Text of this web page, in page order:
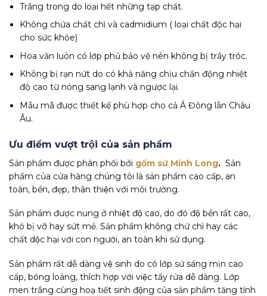
Trắng trong do loại hết những tạp chất.
Không chứa chất chì và cadmidium ( loại chất độc hại
cho sức khỏe)
Hoa văn luôn có lớp phủ bảo vệ nên không bị trầy tróc.
Không bị rạn nứt do có khả năng chịu chấn động nhiệt
độ cao từ nóng sang lạnh và ngược lại.
Mẫu mã được thiết kế phù hợp cho cả Á Đông lẫn Châu
Âu.
Ưu điểm vượt trội của sản phẩm
Sản phẩm được phân phối bởi gốm sứ Minh Long. Sản
phẩm của cửa hàng chúng tôi là sản phẩm cao cấp, an
toàn, bền, đẹp, thân thiện với môi trường.
Sản phẩm được nung ở nhiệt độ cao, do đó độ bền rất cao,
khó bị vỡ hay sứt mẻ. Sản phẩm không chứ chì hay các
chất dộc hại với con người, an toàn khi sử dụng.
Sản phẩm rất dễ dàng vệ sinh do có lớp sứ sáng mịn cao
cấp, bóng loáng, thích hợp với việc tẩy rửa dễ dàng. Lớp
men trắng cùng hoạ tiết sinh động của sản phẩm tăng tính